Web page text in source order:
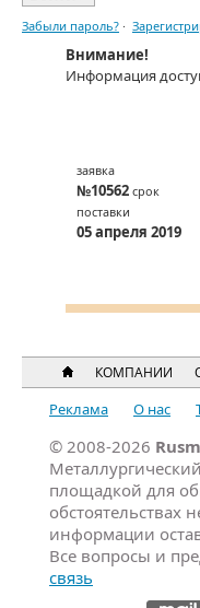
Забыли пароль? ·
Внимание!
Информация
заявка
№10562 срок
поставки
05 апреля 2019
КОМПАНИИ
Реклама О нас
© 2008-2026
площадкой для
обстоятельствах
информации
Все вопросы и
связь